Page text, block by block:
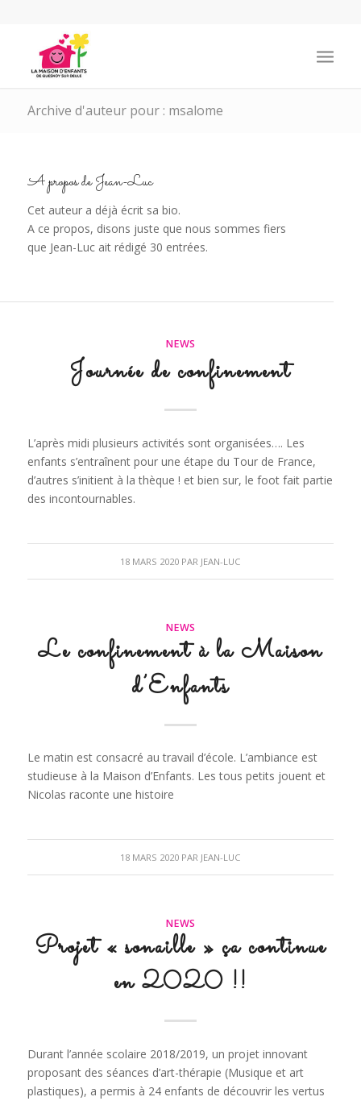
Archive d'auteur pour : msalome
A propos deJean-Luc
Cet auteur a déjà écrit sa bio.
A ce propos, disons juste que nous sommes fiers
que Jean-Lucait rédigé 30 entrées.
NEWS
Journée de confinement
L’après midi plusieurs activités sont organisées…. Les
enfants s’entraînent pour une étape du Tour de France,
d’autres s’initient à la thèque ! et bien sur, le foot fait partie
des incontournables.
18 MARS 2020 PAR JEAN-LUC
NEWS
Le confinement à la Maison
d’Enfants
Le matin est consacré au travail d’école. L’ambiance est
studieuse à la Maison d’Enfants. Les tous petits jouent et
Nicolas raconte une histoire
18 MARS 2020 PAR JEAN-LUC
NEWS
Projet « sonaille » ça continue
en 2020 !!
Durant l’année scolaire 2018/2019, un projet innovant
proposant des séances d’art-thérapie (Musique et art
plastiques), a permis à 24 enfants de découvrir les vertus